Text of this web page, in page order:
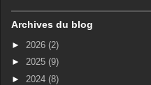
Archives du blog
► 2026 (2)
► 2025 (9)
► 2024 (8)